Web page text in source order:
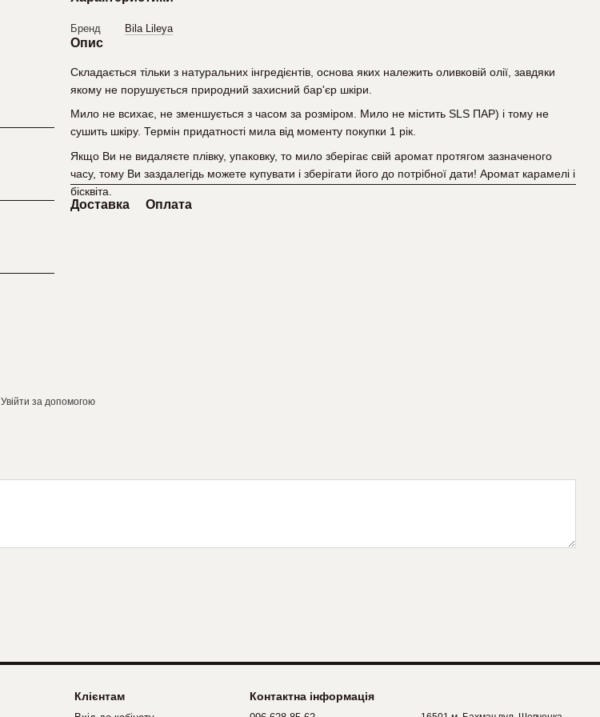
Бренд Bila Lileya
Опис
Складається тільки з натуральних інгредієнтів, основа яких належить оливковій олії, завдяки
якому не порушується природний захисний бар'єр шкіри.
Мило не всихає, не зменшується з часом за розміром. Мило не містить SLS ПАР) і тому не
сушить шкіру. Термін придатності мила від моменту покупки 1 рік.
Якщо Ви не видаляєте плівку, упаковку, то мило зберігає свій аромат протягом зазначеного
часу, тому Ви заздалегідь можете купувати і зберігати його до потрібної дати! Аромат карамелі і
бісквіта.
Доставка Оплата
Увійти за допомогою
Клієнтам Контактна інформація